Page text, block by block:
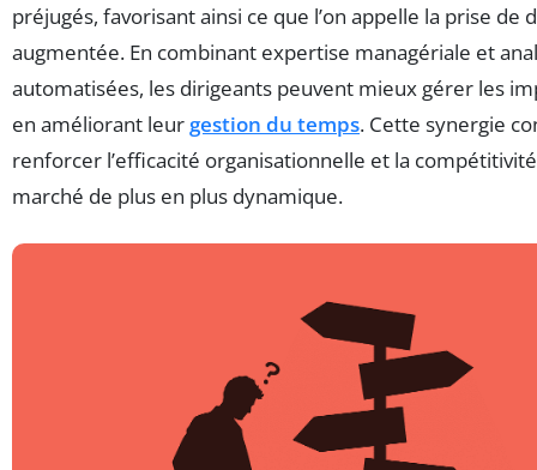
préjugés, favorisant ainsi ce que l’on appelle la prise de
augmentée. En combinant expertise managériale et
automatisées, les dirigeants peuvent mieux gérer les
en améliorant leur gestion du temps. Cette synergie
renforcer l’efficacité organisationnelle et la
marché de plus en plus dynamique.